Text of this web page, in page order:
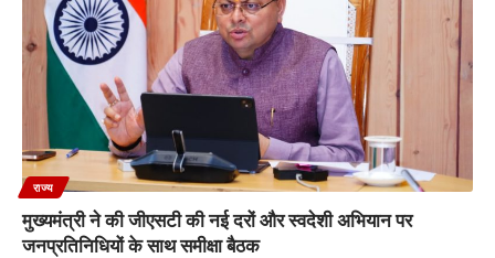
राज्य
मुख्यमंत्री ने की जीएसटी की नई दरों और स्वदेशी अभियान पर
जनप्रतिनिधियों के साथ समीक्षा बैठक